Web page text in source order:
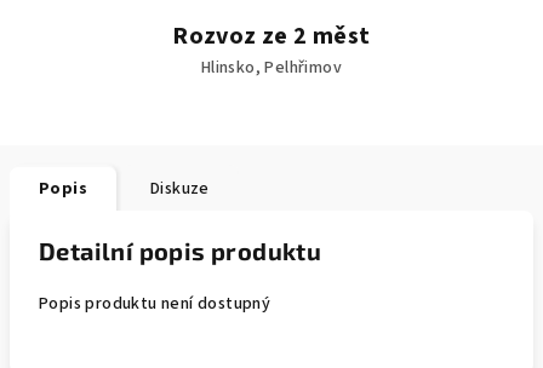
Rozvoz ze 2 měst
Hlinsko, Pelhřimov
Popis Diskuze
Detailní popis produktu
Popis produktu není dostupný